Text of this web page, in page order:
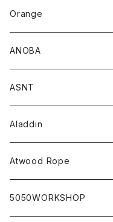
Orange
ANOBA
ASNT
Aladdin
Atwood Rope
5050WORKSHOP